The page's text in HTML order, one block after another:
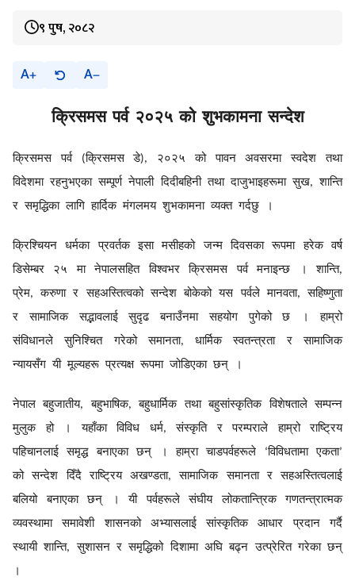
९ पुष, २०८२
A A
क्रिसमस पर्व २०२५ को शुभकामना सन्देश
क्रिसमस पर्व(क्रिसमस डे), २०२५ को पावन अवसरमा स्वदेश
तथा
विदेशमा रहनुभएका सम्पूर्ण नेपाली दिदीबहिनी तथा दाजुभाइहरूमा सुख,शान्ति
र समृद्धिका लागि हार्दिक मंगलमय शुभकामना व्यक्त गर्दछु ।
क्रिश्चियन धर्मका प्रवर्तक इसा मसीहको जन्म दिवसका रूपमा हरेक
वर्ष
डिसेम्बर
२५ मा नेपालसहित विश्वभर क्रिसमस पर्व मनाइन्छ । शान्ति,
प्रेम,करुणा र सहअस्तित्वको सन्देश बोकेको यस पर्वले मानवता,सहिष्णुता
र
सामाजिक सद्भावलाई सुदृढ बनाउँनमा सहयोग पुगेको छ ।
हाम्रो
संविधानले
सुनिश्चित गरेको समानता,धार्मिक स्वतन्त्रता र
सामाजिक
न्यायसँग यी मूल्यहरू प्रत्यक्ष रूपमा जोडिएका छन् ।
नेपाल बहुजातीय,बहुभाषिक,बहुधार्मिक तथा बहुसांस्कृतिक विशेषताले सम्पन्न
मुलुक
हो । यहाँका विविध धर्म,संस्कृति र परम्पराले हाम्रो
राष्ट्रिय
पहिचानलाई
समृद्ध बनाएका छन् । हाम्रा चाडपर्वहरूले ‘विविधतामा एकता’
को सन्देश दिँदै राष्ट्रिय अखण्डता,सामाजिक समानता र
सहअस्तित्वलाई
बलियो
बनाएका छन् । यी पर्वहरूले संघीय लोकतान्त्रिक
गणतन्त्रात्मक
व्यवस्थामा
समावेशी शासनको अभ्यासलाई सांस्कृतिक आधार प्रदान
गर्दै
स्थायी शान्ति,सुशासन र समृद्धिको दिशामा अघि बढ्न उत्प्रेरित गरेका छन्
।